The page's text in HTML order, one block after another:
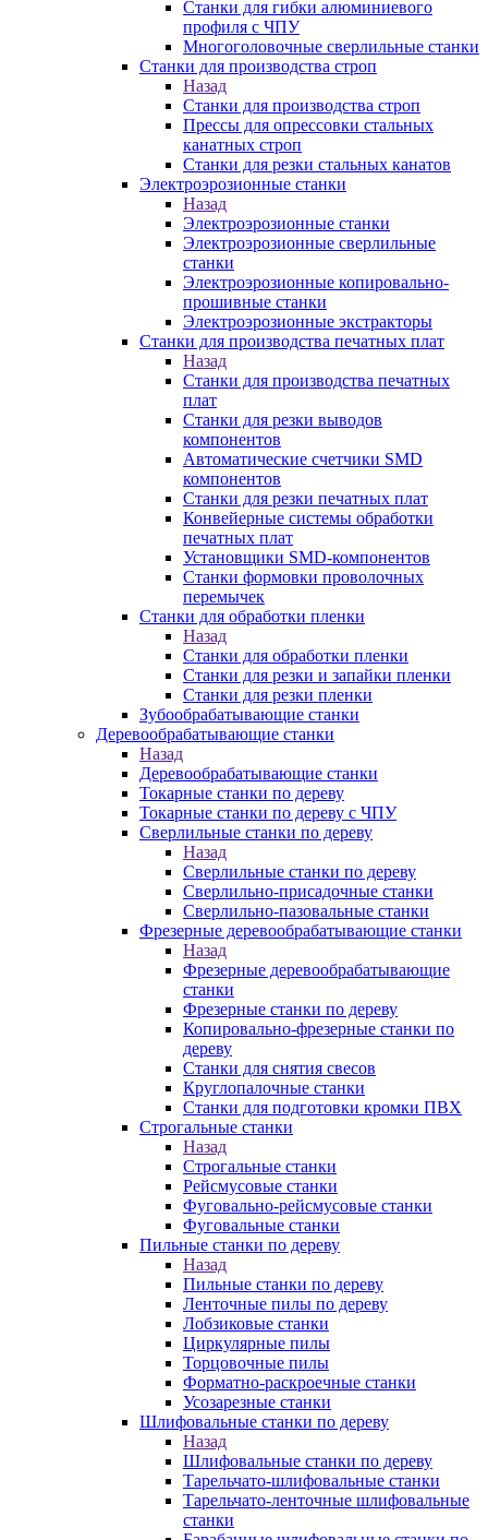
Станки для гибки алюминиевого
профиля с ЧПУ
Многоголовочные сверлильные станки
Станки для производства строп
Назад
Станки для производства строп
Прессы для опрессовки стальных
канатных строп
Станки для резки стальных канатов
Электроэрозионные станки
Назад
Электроэрозионные станки
Электроэрозионные сверлильные
станки
Электроэрозионные копировально-
прошивные станки
Электроэрозионные экстракторы
Станки для производства печатных плат
Назад
Станки для производства печатных
плат
Станки для резки выводов
компонентов
Автоматические счетчики SMD
компонентов
Станки для резки печатных плат
Конвейерные системы обработки
печатных плат
Установщики SMD-компонентов
Станки формовки проволочных
перемычек
Станки для обработки пленки
Назад
Станки для обработки пленки
Станки для резки и запайки пленки
Станки для резки пленки
Зубообрабатывающие станки
Деревообрабатывающие станки
Назад
Деревообрабатывающие станки
Токарные станки по дереву
Токарные станки по дереву с ЧПУ
Сверлильные станки по дереву
Назад
Сверлильные станки по дереву
Сверлильно-присадочные станки
Сверлильно-пазовальные станки
Фрезерные деревообрабатывающие станки
Назад
Фрезерные деревообрабатывающие
станки
Фрезерные станки по дереву
Копировально-фрезерные станки по
дереву
Станки для снятия свесов
Круглопалочные станки
Станки для подготовки кромки ПВХ
Строгальные станки
Назад
Строгальные станки
Рейсмусовые станки
Фуговально-рейсмусовые станки
Фуговальные станки
Пильные станки по дереву
Назад
Пильные станки по дереву
Ленточные пилы по дереву
Лобзиковые станки
Циркулярные пилы
Торцовочные пилы
Форматно-раскроечные станки
Усозарезные станки
Шлифовальные станки по дереву
Назад
Шлифовальные станки по дереву
Тарельчато-шлифовальные станки
Тарельчато-ленточные шлифовальные
станки